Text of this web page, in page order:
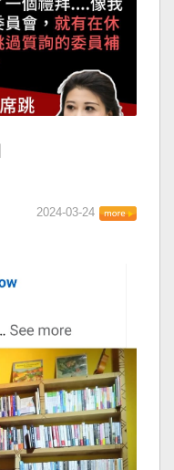
2024-03-24